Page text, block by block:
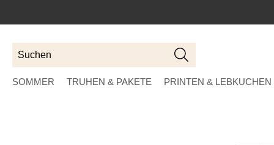
Suchen
SOMMER TRUHEN & PAKETE PRINTEN & LEBKUCHEN